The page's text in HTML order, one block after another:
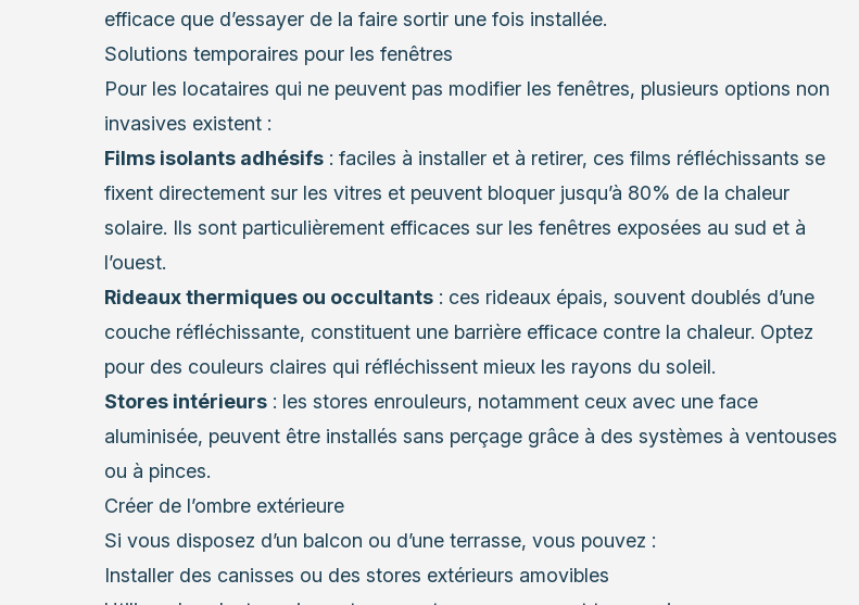
efficace que d’essayer de la faire sortir une fois installée.
Solutions temporaires pour les fenêtres
Pour les locataires qui ne peuvent pas modifier les fenêtres, plusieurs options non
invasives existent :
Films isolants adhésifs: faciles à installer et à retirer, ces films réfléchissants se
fixent directement sur les vitres et peuvent bloquer jusqu’à 80% de la chaleur
solaire. Ils sont particulièrement efficaces sur les fenêtres exposées au sud et à
l’ouest.
Rideaux thermiques ou occultants: ces rideaux épais, souvent doublés d’une
couche réfléchissante, constituent une barrière efficace contre la chaleur. Optez
pour des couleurs claires qui réfléchissent mieux les rayons du soleil.
Stores intérieurs: les stores enrouleurs, notamment ceux avec une face
aluminisée, peuvent être installés sans perçage grâce à des systèmes à ventouses
ou à pinces.
Créer de l’ombre extérieure
Si vous disposez d’un balcon ou d’une terrasse, vous pouvez :
Installer des canisses ou des stores extérieurs amovibles